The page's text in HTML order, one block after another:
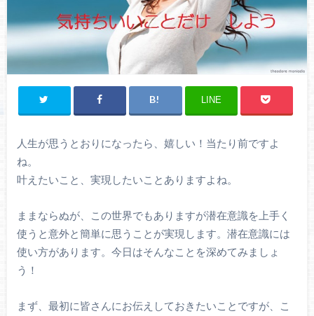
LINE
人生が思うとおりになったら、嬉しい！当たり前ですよ
ね。
叶えたいこと、実現したいことありますよね。
ままならぬが、この世界でもありますが潜在意識を上手く
使うと意外と簡単に思うことが実現します。潜在意識には
使い方があります。今日はそんなことを深めてみましょ
う！
まず、最初に皆さんにお伝えしておきたいことですが、こ